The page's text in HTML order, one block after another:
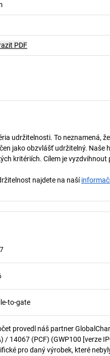
PDF
udržitelnosti. To neznamená,
jako obzvlášť udržitelný.
kritériích. Cílem je
najdete na naší
to-gate
provedl náš partner
/ 14067 (PCF) (GWP100 [verze
pro daný výrobek, které